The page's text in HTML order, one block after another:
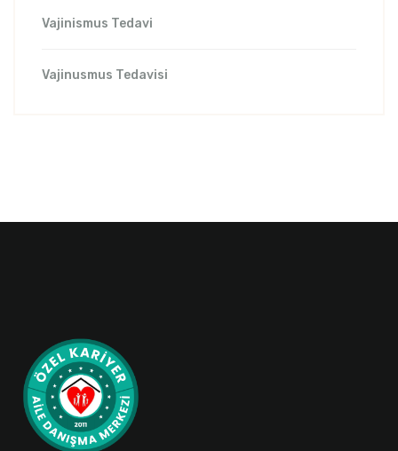
Vajinismus Tedavi
Vajinusmus Tedavisi